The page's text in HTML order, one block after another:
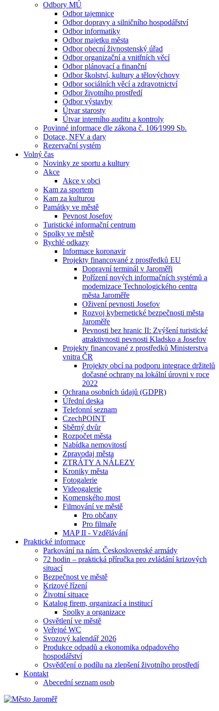
Odbory MÚ
Odbor tajemnice
Odbor dopravy a silničního hospodářství
Odbor informatiky
Odbor majetku města
Odbor obecní živnostenský úřad
Odbor organizační a vnitřních věcí
Odbor plánovací a finanční
Odbor školství, kultury a tělovýchovy
Odbor sociálních věcí a zdravotnictví
Odbor životního prostředí
Odbor výstavby
Útvar starosty
Útvar interního auditu a kontroly
Povinné informace dle zákona č. 106⁄1999 Sb.
Dotace, NFV a dary
Rezervační systém
Volný čas
Novinky ze sportu a kultury
Akce
Akce v obci
Kam za sportem
Kam za kulturou
Památky ve městě
Pevnost Josefov
Turistické informační centrum
Spolky ve městě
Rychlé odkazy
Informace koronavir
Projekty financované z prostředků EU
Dopravní terminál v Jaroměři
Pořízení nových informačních systémů a
modernizace Technologického centra
města Jaroměře
Oživení pevnosti Josefov
Rozvoj kybernetické bezpečnosti města
Jaroměře
Pevnosti bez hranic II: Zvýšení turistické
atraktivnosti pevnosti Kladsko a Josefov
Projekty financované z prostředků Ministerstva
vnitra ČR
Projekty obcí na podporu integrace držitelů
dočasné ochrany na lokální úrovni v roce
2022
Ochrana osobních údajů (GDPR)
Úřední deska
Telefonní seznam
CzechPOINT
Sběrný dvůr
Rozpočet města
Nabídka nemovitostí
Zpravodaj města
ZTRÁTY A NÁLEZY
Kroniky města
Fotogalerie
Videogalerie
Komenského most
Filmování ve městě
Pro občany
Pro filmaře
MAP II - Vzdělávání
Praktické informace
Parkování na nám. Československé armády
72 hodin – praktická příručka pro zvládání krizových
situací
Bezpečnost ve městě
Krizové řízení
Životní situace
Katalog firem, organizací a institucí
Spolky a organizace
Osvětlení ve městě
Veřejné WC
Svozový kalendář 2026
Produkce odpadů a ekonomika odpadového
hospodářství
Osvědčení o podílu na zlepšení životního prostředí
Kontakt
Abecední seznam osob